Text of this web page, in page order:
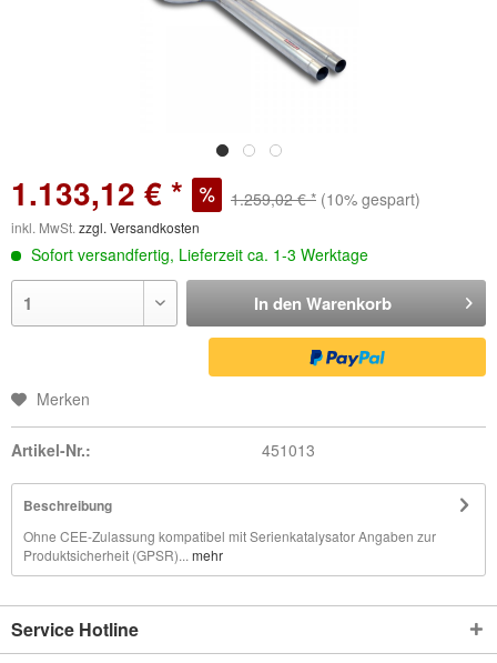
1.133,12 € * 1.259,02 € * (10% gespart)
inkl. MwSt. zzgl. Versandkosten
Sofort versandfertig, Lieferzeit ca. 1-3 Werktage
In den Warenkorb
Merken
Artikel-Nr.: 451013
Beschreibung
Ohne CEE-Zulassung kompatibel mit Serienkatalysator Angaben zur
Produktsicherheit (GPSR)... mehr
Service Hotline